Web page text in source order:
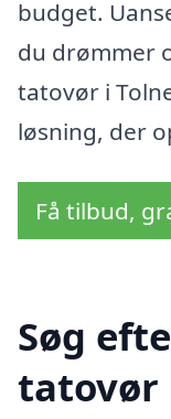
budget.
du drømmer
tatovør i
løsning, der
Få tilbud,
Søg
tatovør